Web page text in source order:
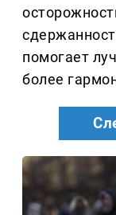
помогает
более